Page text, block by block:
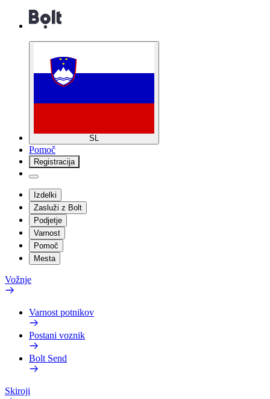
SL
Pomoč
Registracija
Izdelki
Zasluži z Bolt
Podjetje
Varnost
Pomoč
Mesta
Vožnje
Varnost potnikov
Postani voznik
Bolt Send
Skiroji